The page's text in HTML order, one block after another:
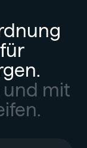
und mit